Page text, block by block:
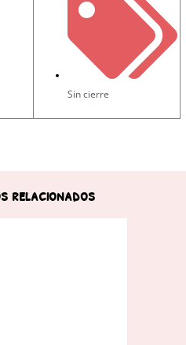
Sin cierre
relacionados